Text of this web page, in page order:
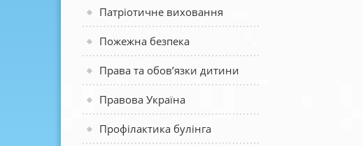
Патріотичне виховання
Пожежна безпека
Права та обов’язки дитини
Правова Україна
Профілактика булінга